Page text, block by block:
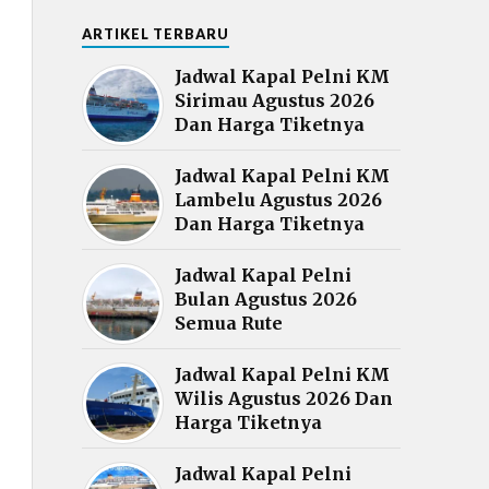
ARTIKEL TERBARU
Jadwal Kapal Pelni KM
Sirimau Agustus 2026
Dan Harga Tiketnya
Jadwal Kapal Pelni KM
Lambelu Agustus 2026
Dan Harga Tiketnya
Jadwal Kapal Pelni
Bulan Agustus 2026
Semua Rute
Jadwal Kapal Pelni KM
Wilis Agustus 2026 Dan
Harga Tiketnya
Jadwal Kapal Pelni